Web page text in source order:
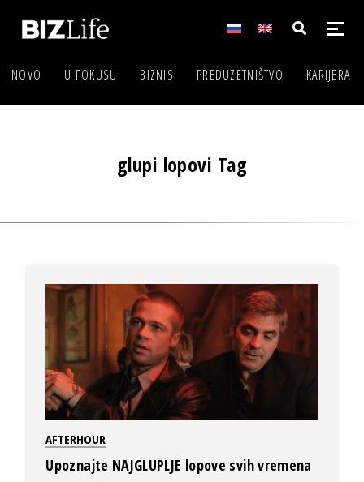
NOVO U FOKUSU BIZNIS PREDUZETNIŠTVO KARIJERA
glupi lopovi Tag
AFTERHOUR
Upoznajte NAJGLUPLJE lopove svih vremena